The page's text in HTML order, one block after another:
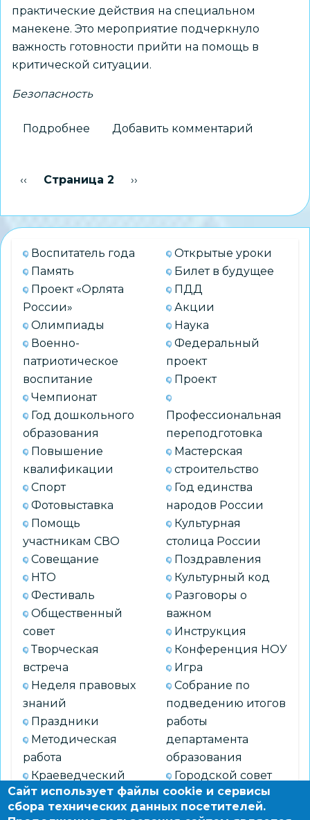
практические действия на специальном
манекене. Это мероприятие подчеркнуло
важность готовности прийти на помощь в
критической ситуации.
Безопасность
Подробнее
в
творчества
Добавить комментарий
Нумерация
Предыдущая страница
‹‹ Страница 2 Следующая страница
››
Воспитатель года
Память
Проект «Орлята
России»
Олимпиады
Военно-
патриотическое
воспитание
Чемпионат
Год дошкольного
образования
Повышение
квалификации
Спорт
Фотовыставка
Помощь
участникам СВО
Совещание
НТО
Фестиваль
Общественный
совет
Творческая
встреча
Неделя правовых
знаний
Праздники
Методическая
работа
Краеведческий
музей
Открытые уроки
Билет в будущее
ПДД
Акции
Наука
Федеральный
проект
Проект
Профессиональная
переподготовка
Мастерская
строительство
Год единства
народов России
Культурная
столица России
Поздравления
Культурный код
Разговоры о
важном
Инструкция
Конференция НОУ
Игра
Собрание по
подведению итогов
работы
департамента
образования
Городской совет
старшеклассников
Сайт использует файлы cookie и сервисы
сбора технических данных посетителей.